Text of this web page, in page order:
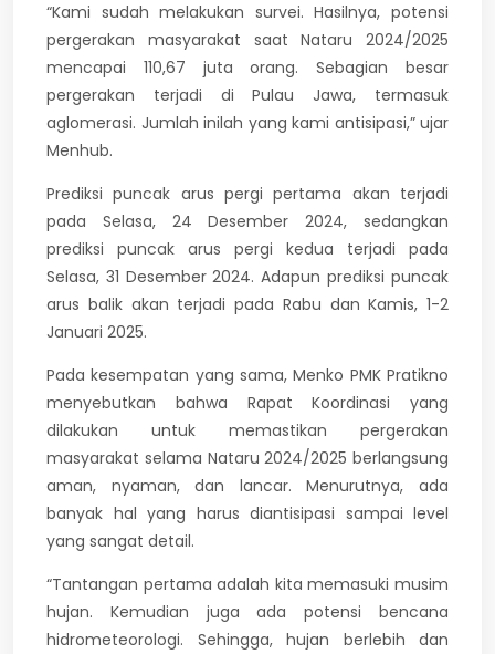
“Kami sudah melakukan survei. Hasilnya, potensi
pergerakan masyarakat saat Nataru 2024/2025
mencapai 110,67 juta orang. Sebagian besar
pergerakan terjadi di Pulau Jawa, termasuk
aglomerasi. Jumlah inilah yang kami antisipasi,” ujar
Menhub.
Prediksi puncak arus pergi pertama akan terjadi
pada Selasa, 24 Desember 2024, sedangkan
prediksi puncak arus pergi kedua terjadi pada
Selasa, 31 Desember 2024. Adapun prediksi puncak
arus balik akan terjadi pada Rabu dan Kamis, 1-2
Januari 2025.
Pada kesempatan yang sama, Menko PMK Pratikno
menyebutkan bahwa Rapat Koordinasi yang
dilakukan untuk memastikan pergerakan
masyarakat selama Nataru 2024/2025 berlangsung
aman, nyaman, dan lancar. Menurutnya, ada
banyak hal yang harus diantisipasi sampai level
yang sangat detail.
“Tantangan pertama adalah kita memasuki musim
hujan. Kemudian juga ada potensi bencana
hidrometeorologi. Sehingga, hujan berlebih dan